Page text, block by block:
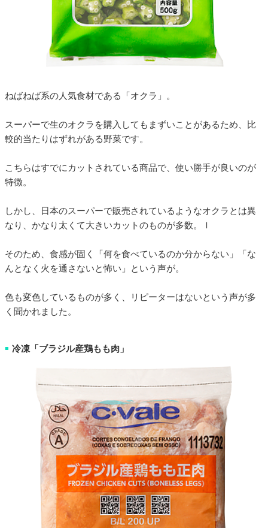
ねばねば系の人気食材である「オクラ」。
スーパーで生のオクラを購入してもまずいことがあるため、比
較的当たりはずれがある野菜です。
こちらはすでにカットされている商品で、使い勝手が良いのが
特徴。
しかし、日本のスーパーで販売されているようなオクラとは異
なり、かなり太くて大きいカットのものが多数。ｌ
そのため、食感が固く「何を食べているのか分からない」「な
んとなく火を通さないと怖い」という声が。
色も変色しているものが多く、リピーターはないという声が多
く聞かれました。
■ 冷凍「ブラジル産鶏もも肉」